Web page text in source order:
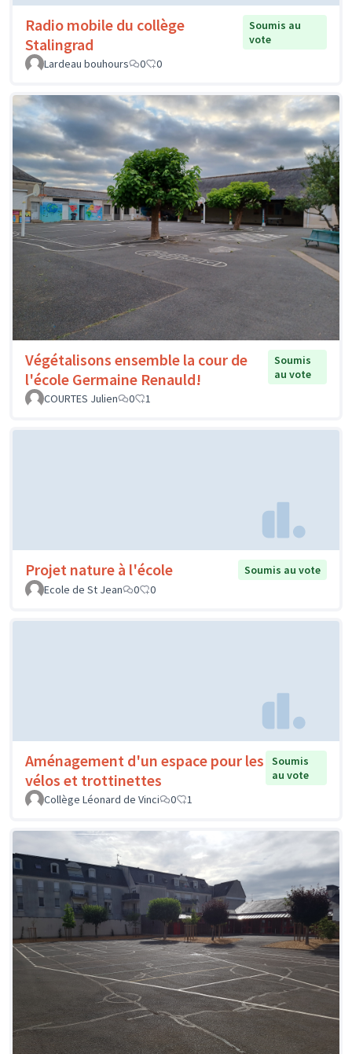
Radio mobile du collège
Stalingrad
Soumis au
vote
Lardeau bouhours
0 0
Végétalisons ensemble la cour de
l'école Germaine Renauld!
Soumis
au vote
COURTES Julien
0 1
Projet nature à l'école
Soumis au vote
Ecole de St Jean
0 0
Aménagement d'un espace pour les
vélos et trottinettes
Soumis
au vote
Collège Léonard de Vinci
0 1